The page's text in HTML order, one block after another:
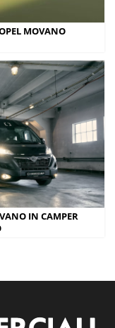
MOVANO
IN CAMPER